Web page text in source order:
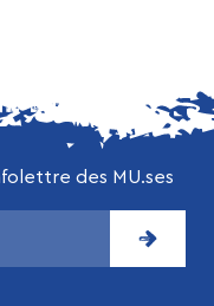
DE NOS
des MU.ses